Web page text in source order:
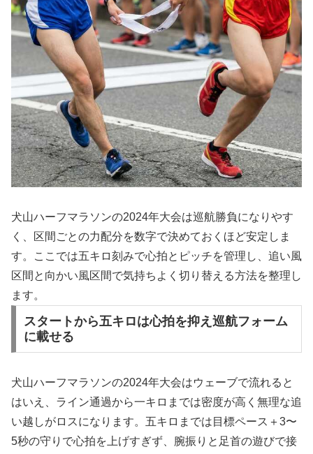
犬山ハーフマラソンの2024年大会は巡航勝負になりやす
く、区間ごとの力配分を数字で決めておくほど安定しま
す。ここでは五キロ刻みで心拍とピッチを管理し、追い風
区間と向かい風区間で気持ちよく切り替える方法を整理し
ます。
スタートから五キロは心拍を抑え巡航フォーム
に載せる
犬山ハーフマラソンの2024年大会はウェーブで流れると
はいえ、ライン通過から一キロまでは密度が高く無理な追
い越しがロスになります。五キロまでは目標ペース＋3〜
5秒の守りで心拍を上げすぎず、腕振りと足首の遊びで接